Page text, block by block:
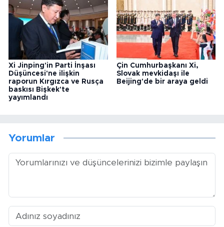
Xi Jinping'in Parti İnşası
Düşüncesi'ne ilişkin
raporun Kırgızca ve Rusça
baskısı Bişkek'te
yayımlandı
Çin Cumhurbaşkanı Xi,
Slovak mevkidaşı ile
Beijing'de bir araya geldi
Yorumlar